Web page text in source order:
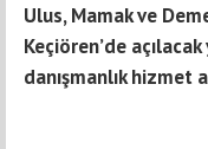
Ulus, Mamak ve
Keçiören’de
danışmanlık hizmet